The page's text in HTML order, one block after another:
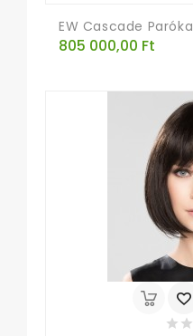
EW Cascade Paróka
Ár
805 000,00 Ft